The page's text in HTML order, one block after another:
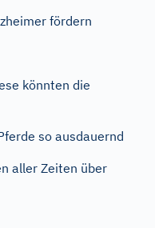
fördern
könnten die
so ausdauernd
aller Zeiten über